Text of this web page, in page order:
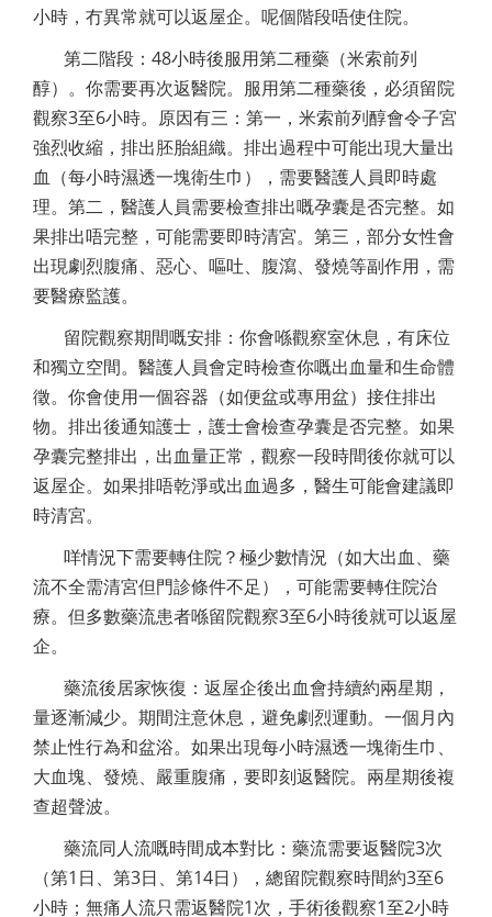
小時，冇異常就可以返屋企。呢個階段唔使住院。
第二階段：48小時後服用第二種藥（米索前列
醇）。你需要再次返醫院。服用第二種藥後，必須留院
觀察3至6小時。原因有三：第一，米索前列醇會令子宮
強烈收縮，排出胚胎組織。排出過程中可能出現大量出
血（每小時濕透一塊衛生巾），需要醫護人員即時處
理。第二，醫護人員需要檢查排出嘅孕囊是否完整。如
果排出唔完整，可能需要即時清宮。第三，部分女性會
出現劇烈腹痛、惡心、嘔吐、腹瀉、發燒等副作用，需
要醫療監護。
留院觀察期間嘅安排：你會喺觀察室休息，有床位
和獨立空間。醫護人員會定時檢查你嘅出血量和生命體
徵。你會使用一個容器（如便盆或專用盆）接住排出
物。排出後通知護士，護士會檢查孕囊是否完整。如果
孕囊完整排出，出血量正常，觀察一段時間後你就可以
返屋企。如果排唔乾淨或出血過多，醫生可能會建議即
時清宮。
咩情況下需要轉住院？極少數情況（如大出血、藥
流不全需清宮但門診條件不足），可能需要轉住院治
療。但多數藥流患者喺留院觀察3至6小時後就可以返屋
企。
藥流後居家恢復：返屋企後出血會持續約兩星期，
量逐漸減少。期間注意休息，避免劇烈運動。一個月內
禁止性行為和盆浴。如果出現每小時濕透一塊衛生巾、
大血塊、發燒、嚴重腹痛，要即刻返醫院。兩星期後複
查超聲波。
藥流同人流嘅時間成本對比：藥流需要返醫院3次
（第1日、第3日、第14日），總留院觀察時間約3至6
小時；無痛人流只需返醫院1次，手術後觀察1至2小時